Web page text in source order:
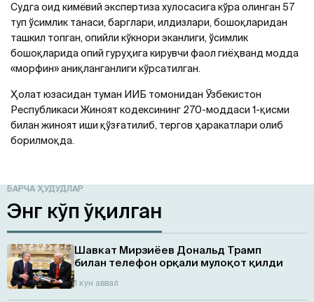
Судга оид кимёвий экспертиза хулосасига кўра олинган 57
туп ўсимлик танаси, барглари, илдизлари, бошоқларидан
ташкил топган, опийли кўкнори эканлиги, ўсимлик
бошоқларида опий гуруҳига кирувчи фаол гиёҳванд модда
«морфин» аниқланганлиги кўрсатилган.
Ҳолат юзасидан туман ИИБ томонидан Ўзбекистон
Республикаси Жиноят кодексининг 270-моддаси 1-қисми
билан жиноят иши қўзғатилиб, тергов ҳаракатлари олиб
борилмоқда.
БАРЧА ҲУДУДЛАР
Энг кўп ўқилган
Шавкат Мирзиёев Дональд Трамп
билан телефон орқали мулоқот қилди
1 кун аввал